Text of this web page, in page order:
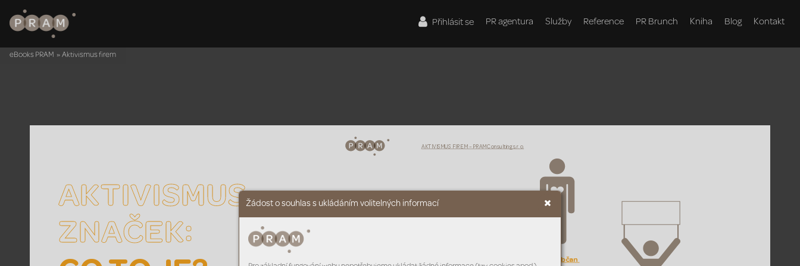
Žádost o souhlas s ukládáním volitelných informací
AKTIVISMUS
ZNAČEK:
ESG: Dobrý občan
AKTIVISMUS FIREM – PRAM Consulting s.r.o.
Přihlásit se PR agentura Služby Reference PR Brunch Kniha Blog Kontakt
eBooks PRAM » Aktivismus firem